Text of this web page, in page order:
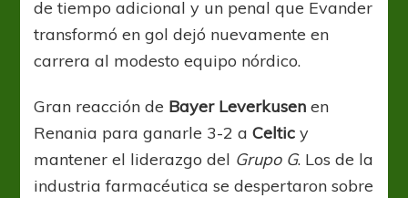
de tiempo adicional y un penal que Evander
transformó en gol dejó nuevamente en
carrera al modesto equipo nórdico.
Gran reacción de Bayer Leverkusen en
Renania para ganarle 3-2 aCeltic y
mantener el liderazgo del Grupo G. Los de la
industria farmacéutica se despertaron sobre